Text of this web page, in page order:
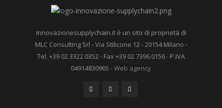
Innovazionesupplychain.it è un sito di proprietà di
MLC Consulting Srl - Via Stilicone 12 - 20154 Milano -
Tel. +39 02.3322.0352 - Fax +39 02.7396.0156 - P.IVA
04914830965 -Web agency